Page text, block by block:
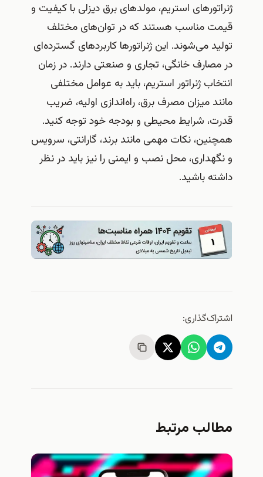
ژنراتورهای استریم، مولدهای برق دیزلی با کیفیت و
قیمت مناسب هستند که در توان‌های مختلف
تولید می‌شوند. این ژنراتورها کاربردهای گسترده‌ای
در مصارف خانگی، تجاری و صنعتی دارند. در زمان
انتخاب ژنراتور استریم، باید به عوامل مختلفی
مانند میزان مصرف برق، راه‌اندازی اولیه، ضریب
قدرت، شرایط محیطی و بودجه خود توجه کنید.
همچنین، نکات مهمی مانند برند، گارانتی، سرویس
و نگهداری، محل نصب و ایمنی را نیز باید در نظر
داشته باشید.
اشتراک‌گذاری:
مطالب مرتبط